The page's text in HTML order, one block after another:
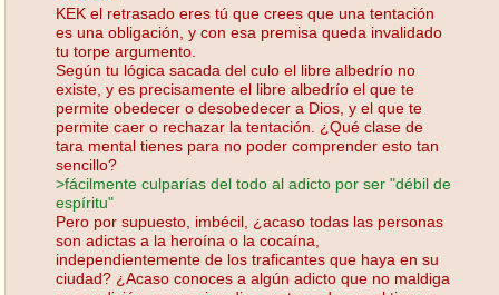
KEK el retrasado eres tú que crees que una tentación
es una obligación, y con esa premisa queda invalidado
tu torpe argumento.
Según tu lógica sacada del culo el libre albedrío no
existe, y es precisamente el libre albedrío el que te
permite obedecer o desobedecer a Dios, y el que te
permite caer o rechazar la tentación. ¿Qué clase de
tara mental tienes para no poder comprender esto tan
sencillo?
>fácilmente culparías del todo al adicto por ser "débil de
espíritu"
Pero por supuesto, imbécil, ¿acaso todas las personas
son adictas a la heroína o la cocaína,
independientemente de los traficantes que haya en su
ciudad? ¿Acaso conoces a algún adicto que no maldiga